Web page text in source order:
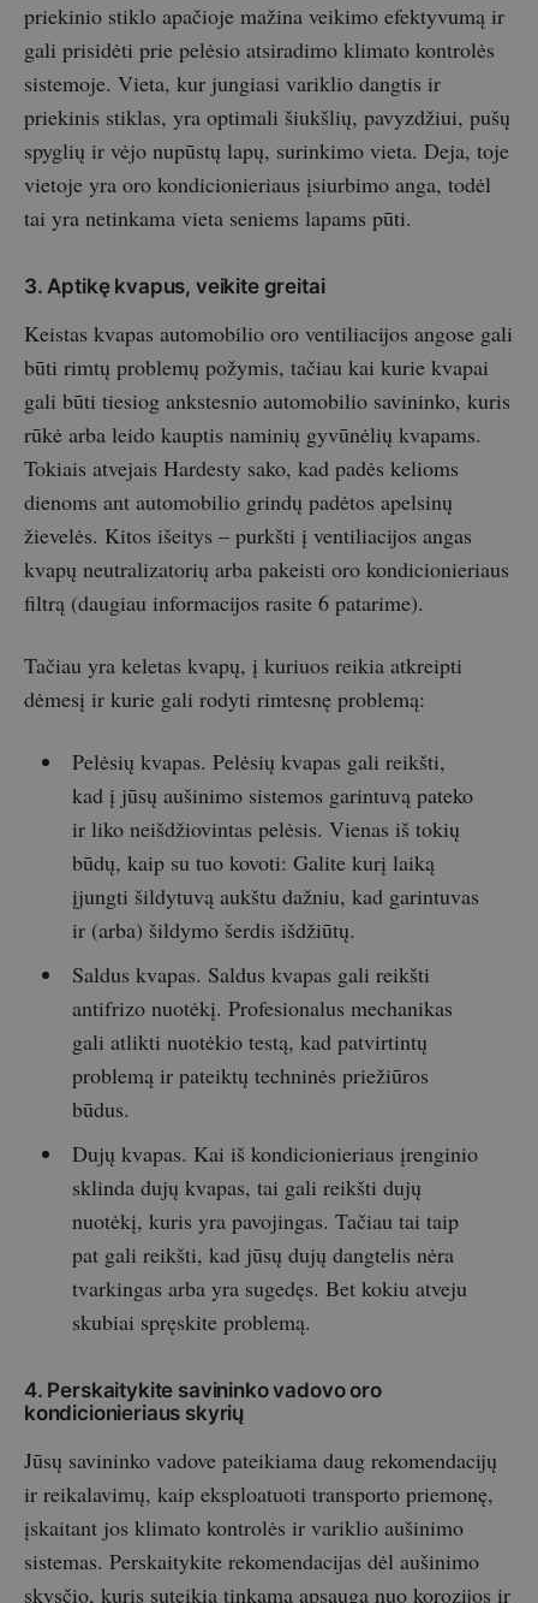
priekinio stiklo apačioje mažina veikimo efektyvumą ir
gali prisidėti prie pelėsio atsiradimo klimato kontrolės
sistemoje. Vieta, kur jungiasi variklio dangtis ir
priekinis stiklas, yra optimali šiukšlių, pavyzdžiui, pušų
spyglių ir vėjo nupūstų lapų, surinkimo vieta. Deja, toje
vietoje yra oro kondicionieriaus įsiurbimo anga, todėl
tai yra netinkama vieta seniems lapams pūti.
3. Aptikę kvapus, veikite greitai
Keistas kvapas automobilio oro ventiliacijos angose gali
būti rimtų problemų požymis, tačiau kai kurie kvapai
gali būti tiesiog ankstesnio automobilio savininko, kuris
rūkė arba leido kauptis naminių gyvūnėlių kvapams.
Tokiais atvejais Hardesty sako, kad padės kelioms
dienoms ant automobilio grindų padėtos apelsinų
žievelės. Kitos išeitys – purkšti į ventiliacijos angas
kvapų neutralizatorių arba pakeisti oro kondicionieriaus
filtrą (daugiau informacijos rasite 6 patarime).
Tačiau yra keletas kvapų, į kuriuos reikia atkreipti
dėmesį ir kurie gali rodyti rimtesnę problemą:
Pelėsių kvapas. Pelėsių kvapas gali reikšti,
kad į jūsų aušinimo sistemos garintuvą pateko
ir liko neišdžiovintas pelėsis. Vienas iš tokių
būdų, kaip su tuo kovoti: Galite kurį laiką
įjungti šildytuvą aukštu dažniu, kad garintuvas
ir (arba) šildymo šerdis išdžiūtų.
Saldus kvapas. Saldus kvapas gali reikšti
antifrizo nuotėkį. Profesionalus mechanikas
gali atlikti nuotėkio testą, kad patvirtintų
problemą ir pateiktų techninės priežiūros
būdus.
Dujų kvapas. Kai iš kondicionieriaus įrenginio
sklinda dujų kvapas, tai gali reikšti dujų
nuotėkį, kuris yra pavojingas. Tačiau tai taip
pat gali reikšti, kad jūsų dujų dangtelis nėra
tvarkingas arba yra sugedęs. Bet kokiu atveju
skubiai spręskite problemą.
4. Perskaitykite savininko vadovo oro
kondicionieriaus skyrių
Jūsų savininko vadove pateikiama daug rekomendacijų
ir reikalavimų, kaip eksploatuoti transporto priemonę,
įskaitant jos klimato kontrolės ir variklio aušinimo
sistemas. Perskaitykite rekomendacijas dėl aušinimo
skysčio, kuris suteikia tinkamą apsaugą nuo korozijos ir